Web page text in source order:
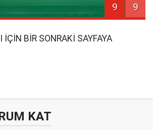
9 9
İÇİN BİR SONRAKİ SAYFAYA
KAT